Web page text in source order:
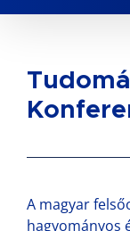
A magyar
hagyományos